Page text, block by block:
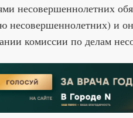
несовершеннолетних
несовершеннолетних) и
комиссии по делам